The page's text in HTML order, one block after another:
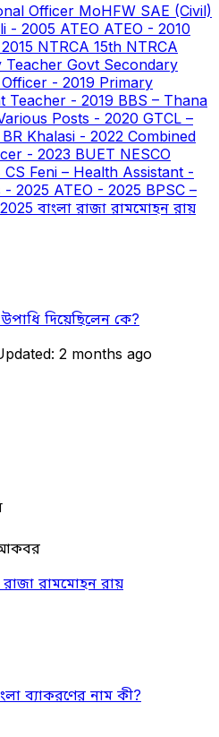
Officer MoHFW SAE (Civil)
- 2005 ATEO ATEO - 2010
NTRCA 15th NTRCA
Teacher Govt Secondary
- 2019 Primary
Teacher - 2019 BBS – Thana
Posts - 2020 GTCL –
BR Khalasi - 2022 Combined
- 2023 BUET NESCO
CS Feni – Health Assistant -
- 2025 ATEO - 2025 BPSC –
বাংলা রাজা রামমোহন রায়
দিয়েছিলেন কে?
2 months ago
আকবর
রাজা রামমোহন রায়
ব্যাকরণের নাম কী?